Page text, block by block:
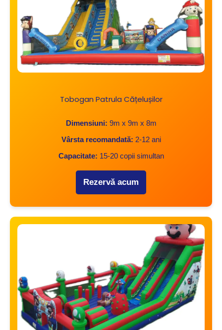
Tobogan Patrula Cățelușilor
Dimensiuni: 9m x 9m x 8m
Vârsta recomandată: 2-12 ani
Capacitate: 15-20 copii simultan
Rezervă acum